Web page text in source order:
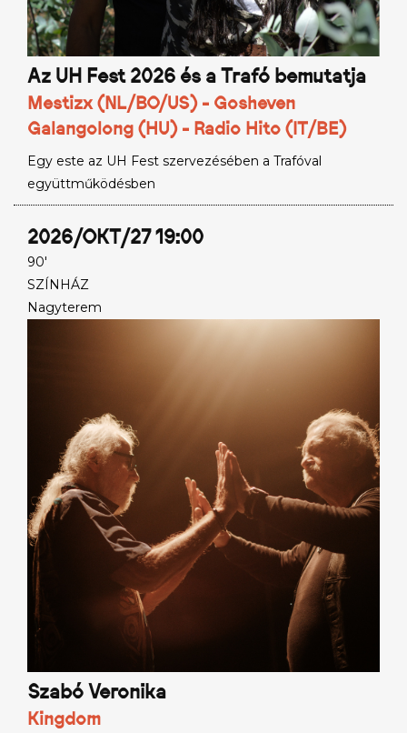
Az UH Fest 2026 és a Trafó bemutatja
Mestizx (NL/BO/US) - Gosheven
Galangolong (HU) - Radio Hito (IT/BE)
Egy este az UH Fest szervezésében a Trafóval
együttműködésben
2026/OKT/27 19:00
90'
SZÍNHÁZ
Nagyterem
Szabó Veronika
Kingdom